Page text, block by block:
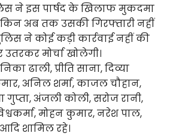
ने इस पार्षद के खिलाफ मुकदमा
अब तक उसकी गिरफ्तारी नहीं
ने कोई कड़ी कार्रवाई नहीं की
मोर्चा खोलेगी।
ढाली, प्रीति साना, दिव्या
अनिल शर्मा, काजल चौहान,
गुप्ता, अंजली कोली, सरोज रानी,
मोहन कुमार, नरेश पाल,
शामिल रहे।